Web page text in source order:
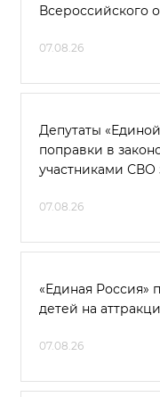
Всероссийского
07.08.26
Депутаты
поправки в
участниками СВО
07.08.26
«Единая Россия»
детей на
07.08.26